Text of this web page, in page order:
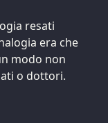
resati
era che
modo non
o dottori.